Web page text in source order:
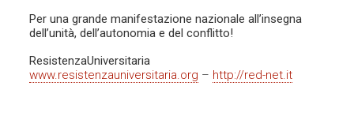
Per una grande manifestazione nazionale all’insegna
dell’unità, dell’autonomia e del conflitto!
ResistenzaUniversitaria
www.resistenzauniversitaria.org – http://red-net.it